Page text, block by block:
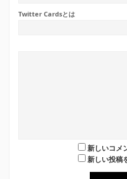
Twitter Cardsとは
新しいコメ
新しい投稿